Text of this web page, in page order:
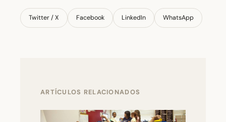
Twitter / X Facebook LinkedIn WhatsApp
ARTÍCULOS RELACIONADOS